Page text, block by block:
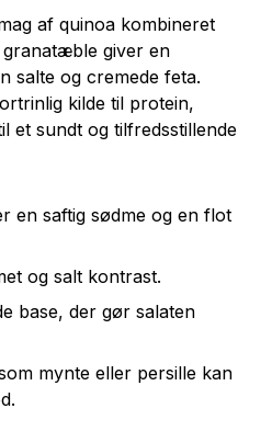
af quinoa kombineret
granatæble giver en
salte og cremede feta.
kilde til protein,
et sundt og tilfredsstillende
en saftig sødme og en flot
og salt kontrast.
base, der gør salaten
mynte eller persille kan